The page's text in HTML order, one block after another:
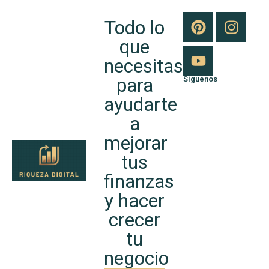
Todo lo
que
necesitas
para
ayudarte
a
mejorar
tus
finanzas
y hacer
crecer
tu
negocio
Síguenos